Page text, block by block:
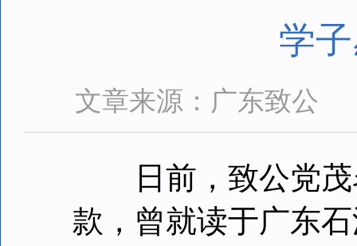
学
文章来源：广东致公
日前，致公党茂
款，曾就读于广东